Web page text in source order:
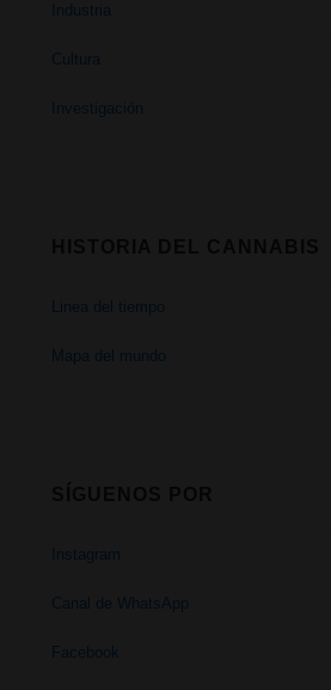
Industria
Cultura
Investigación
Linea del tiempo
Mapa del mundo
Instagram
Canal de WhatsApp
Facebook